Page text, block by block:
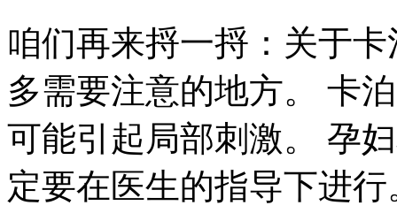
咱们再来捋一捋：关于
多需要注意的地方。 卡
可能引起局部刺激。 孕
定要在医生的指导下进